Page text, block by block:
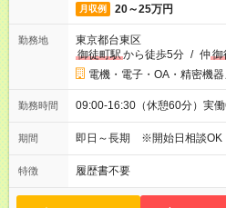
月収例 20～25万円
勤務地
東京都台東区
御徒町駅から徒歩5分 / 仲御
電機・電子・OA・精密機器
勤務時間 09:00-16:30（休憩60分）実
期間 即日～長期 ※開始日相談OK
特徴 履歴書不要